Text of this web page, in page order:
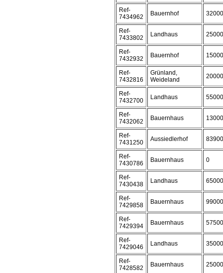
Ref-
7434962
Bauernhof
Ref-
7433802
Landhaus
Ref-
7432932
Bauernhof
Ref-
7432816
Grünland,
Weideland
20000
Ref-
7432700
Landhaus
Ref-
7432062
Bauernhaus
Ref-
7431250
Aussiedlerhof
Ref-
7430786
Bauernhaus 0
Ref-
7430438
Landhaus 65000
Ref-
7429858
Bauernhaus 99000
Ref-
7429394
Bauernhaus
Ref-
7429046
Landhaus
Ref-
7428582
Bauernhaus 25000